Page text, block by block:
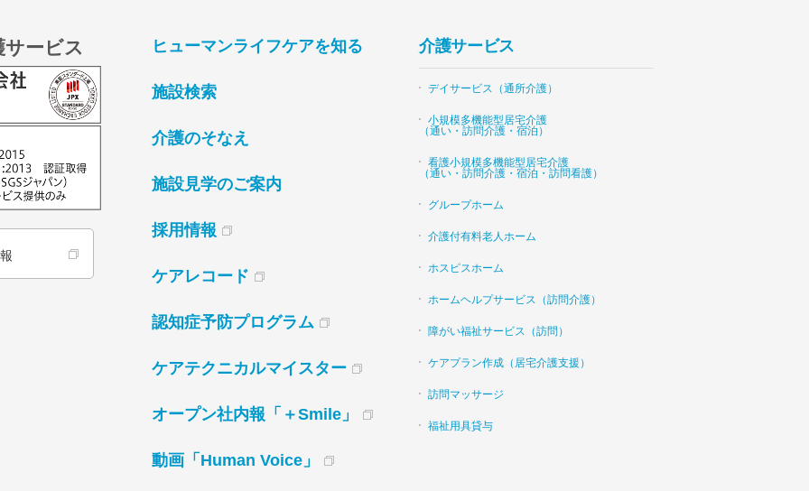
ービス ヒューマンライフケアを知る
施設検索
介護のそなえ
施設見学のご案内
採用情報
ケアレコード
認知症予防プログラム
ケアテクニカルマイスター
オープン社内報「＋Smile」
動画「Human Voice」
介護サービス
デイサービス（通所介護）
小規模多機能型居宅介護
（通い・訪問介護・宿泊）
看護小規模多機能型居宅介護
（通い・訪問介護・宿泊・訪問看護）
グループホーム
介護付有料老人ホーム
ホスピスホーム
ホームヘルプサービス（訪問介護）
障がい福祉サービス（訪問）
ケアプラン作成（居宅介護支援）
訪問マッサージ
福祉用具貸与